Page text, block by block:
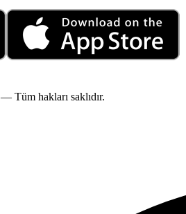
— Tüm hakları saklıdır.